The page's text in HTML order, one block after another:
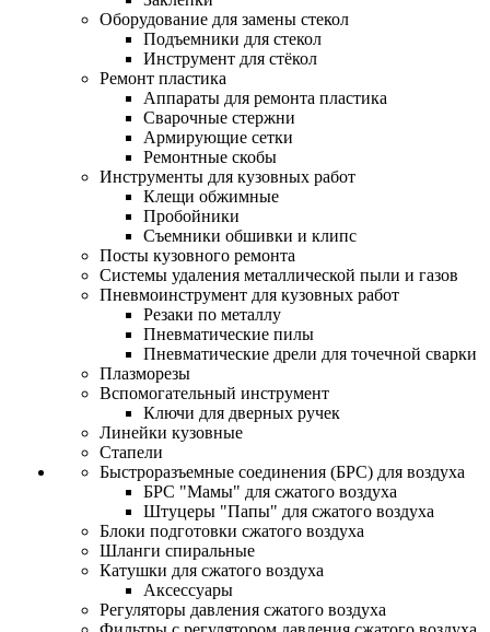
Оборудование для замены стекол
Подъемники для стекол
Инструмент для стёкол
Ремонт пластика
Аппараты для ремонта пластика
Сварочные стержни
Армирующие сетки
Ремонтные скобы
Инструменты для кузовных работ
Клещи обжимные
Пробойники
Съемники обшивки и клипс
Посты кузовного ремонта
Системы удаления металлической пыли и газов
Пневмоинструмент для кузовных работ
Резаки по металлу
Пневматические пилы
Пневматические дрели для точечной сварки
Плазморезы
Вспомогательный инструмент
Ключи для дверных ручек
Линейки кузовные
Стапели
Быстроразъемные соединения (БРС) для воздуха
БРС "Мамы" для сжатого воздуха
Штуцеры "Папы" для сжатого воздуха
Блоки подготовки сжатого воздуха
Шланги спиральные
Катушки для сжатого воздуха
Аксессуары
Регуляторы давления сжатого воздуха